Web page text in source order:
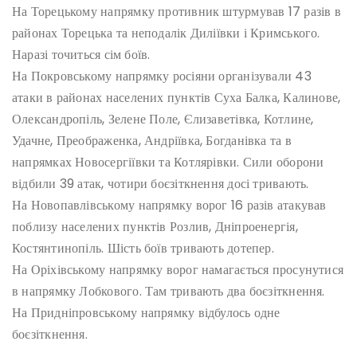
На Торецькому напрямку противник штурмував 17 разів в
районах Торецька та неподалік Диліївки і Кримського.
Наразі точиться сім боїв.
На Покровському напрямку росіяни організували 43
атаки в районах населених пунктів Суха Балка, Калинове,
Олександропіль, Зелене Поле, Єлизаветівка, Котлине,
Удачне, Преображенка, Андріївка, Богданівка та в
напрямках Новосергіївки та Котлярівки. Сили оборони
відбили 39 атак, чотири боєзіткнення досі тривають.
На Новопавлівському напрямку ворог 16 разів атакував
поблизу населених пунктів Розлив, Дніпроенергія,
Костянтинопіль. Шість боїв тривають дотепер.
На Оріхівському напрямку ворог намагається просунутися
в напрямку Лобкового. Там тривають два боєзіткнення.
На Придніпровському напрямку відбулось одне
боєзіткнення.